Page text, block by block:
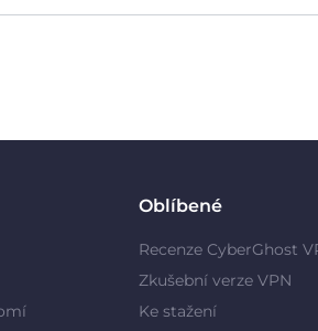
Oblíbené
Recenze CyberGhost
Zkušební verze VPN
Ke stažení